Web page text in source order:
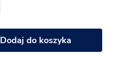
Dodaj do koszyka